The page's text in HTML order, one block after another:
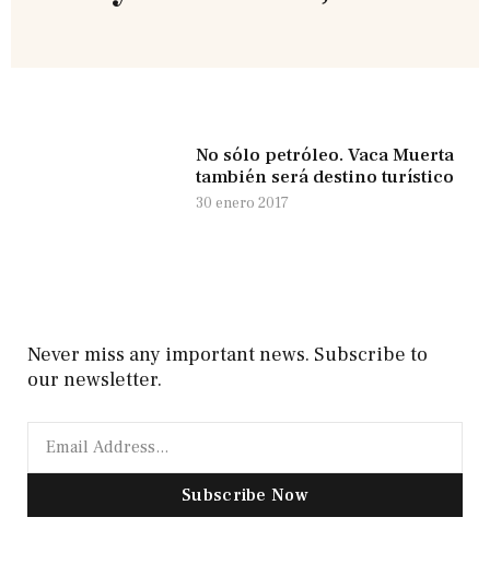
No sólo petróleo. Vaca Muerta
también será destino turístico
30 enero 2017
Never miss any important news. Subscribe to
our newsletter.
Subscribe Now